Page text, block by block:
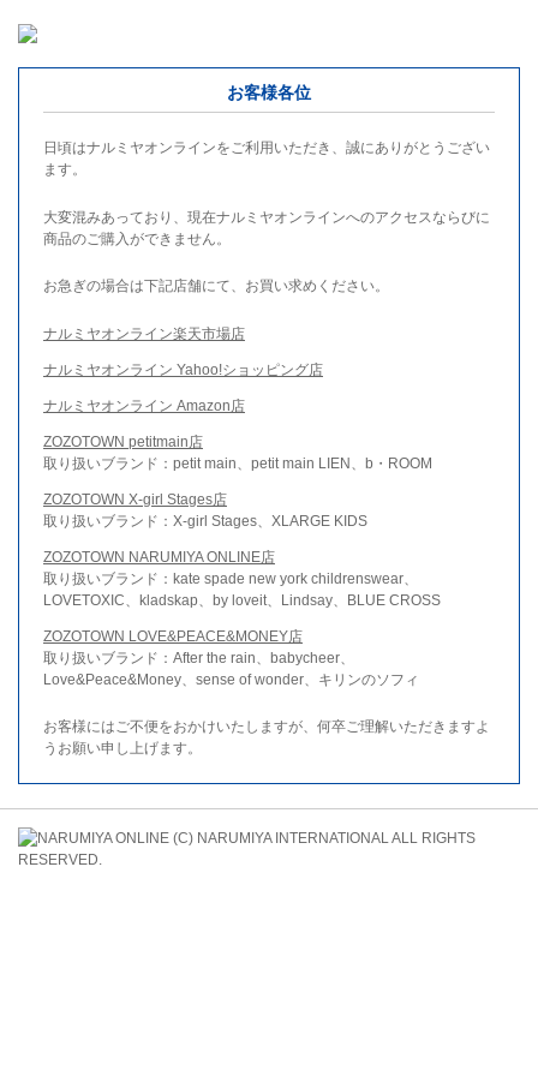
お客様各位
日頃はナルミヤオンラインをご利用いただき、誠にありがとうござい
ます。
大変混みあっており、現在ナルミヤオンラインへのアクセスならびに
商品のご購入ができません。
お急ぎの場合は下記店舗にて、お買い求めください。
ナルミヤオンライン楽天市場店
ナルミヤオンライン Yahoo!ショッピング店
ナルミヤオンライン Amazon店
ZOZOTOWN petitmain店
取り扱いブランド：petit main、petit main LIEN、b・ROOM
ZOZOTOWN X-girl Stages店
取り扱いブランド：X-girl Stages、XLARGE KIDS
ZOZOTOWN NARUMIYA ONLINE店
取り扱いブランド：kate spade new york childrenswear、
LOVETOXIC、kladskap、by loveit、Lindsay、BLUE CROSS
ZOZOTOWN LOVE&PEACE&MONEY店
取り扱いブランド：After the rain、babycheer、
Love&Peace&Money、sense of wonder、キリンのソフィ
お客様にはご不便をおかけいたしますが、何卒ご理解いただきますよ
うお願い申し上げます。